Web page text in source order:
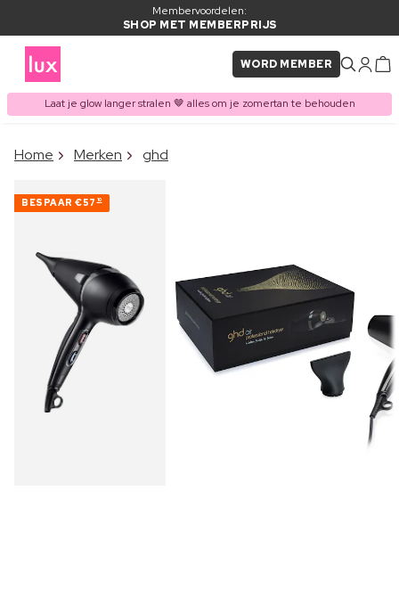
Membervoordelen:
SHOP MET MEMBERPRIJS
WORD MEMBER
Laat je glow langer stralen 🤎 alles om je zomertan te behouden
ITEM TOEGEVOEGD AAN
Vaak samen gekocht met
Home Merken ghd
BESPAAR €57 10